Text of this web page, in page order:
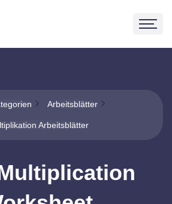
Arbeitsblätter
Arbeitsblätter